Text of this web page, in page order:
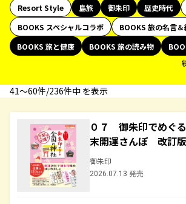
Resort Style
島旅 御朱印 歴史時代
BOOKS スペシャルコラボ
BOOKS 旅の名言＆
BOOKS 旅と健康
BOOKS 旅の読み物
41〜60件/236件中 を表示
０７ 御朱印でめぐ
末開運さんぽ 改訂版
御朱印
2026.07.13 発売